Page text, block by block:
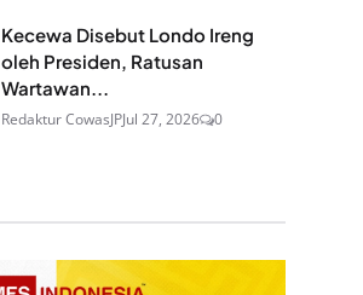
Kecewa Disebut Londo Ireng
oleh Presiden, Ratusan
Wartawan...
Redaktur CowasJPJul 27, 2026 0